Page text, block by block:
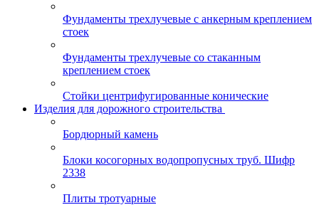
Фундаменты трехлучевые с анкерным креплением
стоек
Фундаменты трехлучевые со стаканным
креплением стоек
Стойки центрифугированные конические
Изделия для дорожного строительства
Бордюрный камень
Блоки косогорных водопропусных труб. Шифр
2338
Плиты тротуарные